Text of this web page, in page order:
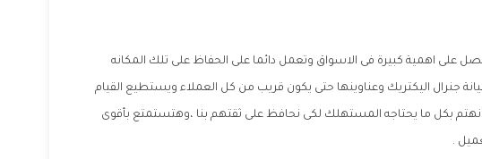
على اهمية كبيرة فى الاسواق وتعمل دائما على الحفاظ على تلك المكانه
جنرال اليكتريك وعناوينها حتى يكون قريب من كل العملاء ويستطيع القيام
نهتم بكل ما يحتاجه المستهلك لكى نحافظ على ثقتهم بنا ،وهتستمتع بأقوى
.